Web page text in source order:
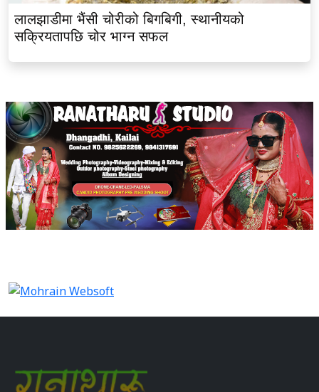
लालझाडीमा भैंसी चोरीको बिगबिगी, स्थानीयको
सक्रियतापछि चोर भाग्न सफल